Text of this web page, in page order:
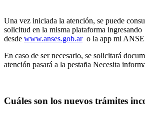
Una vez iniciada la atención, se puede
solicitud en la misma plataforma ingresando
desde www.anses.gob.aro la app mi
En caso de ser necesario, se solicitará
atención pasará a la pestaña Necesita
Cuáles son los nuevos trámites